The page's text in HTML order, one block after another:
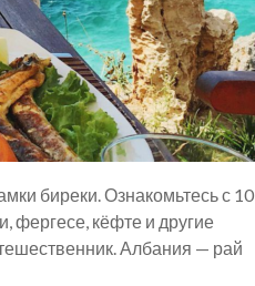
биреки. Ознакомьтесь с 10
фергесе, кёфте и другие
Албания — рай